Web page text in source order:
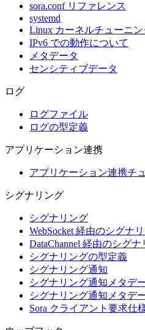
sora.conf リファレンス
systemd
Linux カーネルチューニン
IPv6 での動作について
メタデータ
センシティブデータ
ログ
ログファイル
ログの型定義
アプリケーション連携
アプリケーション連携チ
シグナリング
シグナリング
WebSocket 経由のシグナ
DataChannel 経由のシグナ
シグナリングの型定義
シグナリング通知
シグナリング通知メタデ
シグナリング通知メタデ
Sora クライアント要求仕